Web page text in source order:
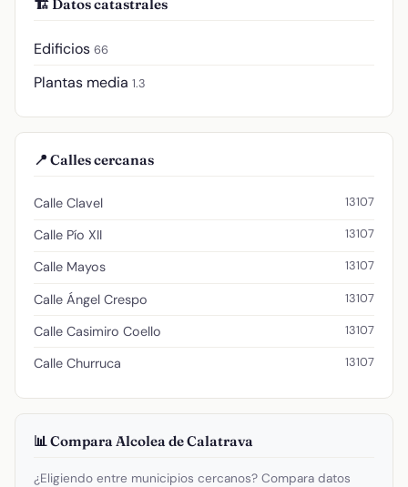
🏗️ Datos catastrales
Edificios 66
Plantas media 1.3
📍 Calles cercanas
Calle Clavel 13107
Calle Pío XII 13107
Calle Mayos 13107
Calle Ángel Crespo 13107
Calle Casimiro Coello 13107
Calle Churruca 13107
📊 Compara Alcolea de Calatrava
¿Eligiendo entre municipios cercanos? Compara datos